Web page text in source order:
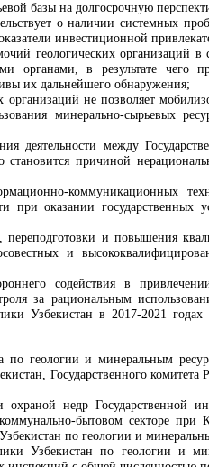
базы на долгосрочную
о наличии системных
инвестиционной
геологических организаций
органами, в результате чего
их дальнейшего обнаружения;
организаций не позволяет
минерально-сырьевых
деятельности между
причиной
коммуникационных
при оказании государственных
и повышения
и
содействия в
за рациональным
Узбекистан в 2017-2021
по геологии и минеральным
Государственного
недр Государственной
бытовом секторе
по геологии и
Узбекистан по геологии и